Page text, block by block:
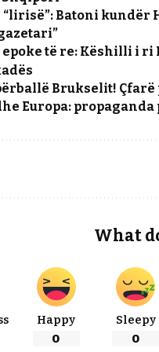
Batoni kundër
epoke të re: Këshilli i
Brukselit! Çfarë
Europa:
What
Happy
0
Sleepy
0